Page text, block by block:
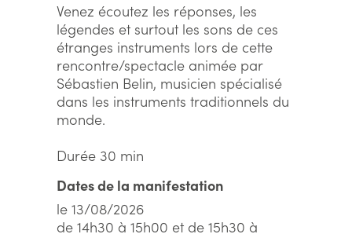
Venez écoutez les réponses, les
légendes et surtout les sons de ces
étranges instruments lors de cette
rencontre/spectacle animée par
Sébastien Belin, musicien spécialisé
dans les instruments traditionnels du
monde.
Durée 30 min
Dates de la manifestation
le 13/08/2026
de 14h30 à 15h00 et de 15h30 à